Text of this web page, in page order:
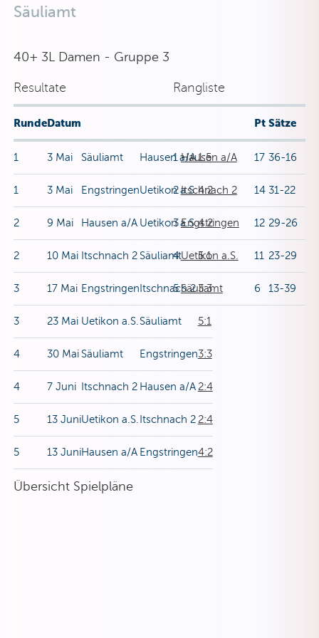
Säuliamt
40+ 3L Damen - Gruppe 3
Resultate
RundeDatum
1 3 Mai Säuliamt Hausen a/A1:5
1 3 Mai EngstringenUetikon a.S.4:2
2 9 Mai Hausen a/A Uetikon a.S.4:2
2 10 Mai Itschnach 2 Säuliamt 5:1
3 17 Mai Engstringen Itschnach 23:3
3 23 Mai Uetikon a.S. Säuliamt 5:1
4 30 Mai Säuliamt Engstringen3:3
4 7 Juni Itschnach 2 Hausen a/A 2:4
5 13 JuniUetikon a.S. Itschnach 2 2:4
5 13 JuniHausen a/A Engstringen4:2
Rangliste
Pt Sätze
1 Hausen a/A 17 36-16
2Itschnach 2 14 31-22
3Engstringen 12 29-26
4Uetikon a.S. 11 23-29
5Säuliamt 6 13-39
Übersicht Spielpläne